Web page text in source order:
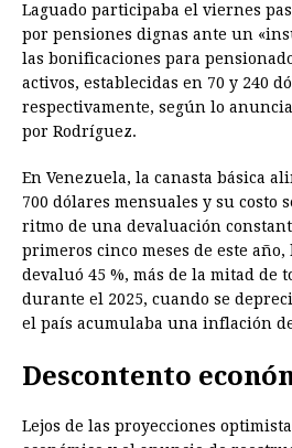
Laguado participaba el viernes
por pensiones dignas ante un
las bonificaciones para
activos, establecidas en 70 y 240
respectivamente, según lo
por Rodríguez.
En Venezuela, la canasta básica
700 dólares mensuales y su costo
ritmo de una devaluación
primeros cinco meses de este
devaluó 45 %, más de la mitad de
durante el 2025, cuando se
el país acumulaba una inflación
Descontento
Lejos de las proyecciones